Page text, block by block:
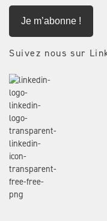
*
Suivez nous sur